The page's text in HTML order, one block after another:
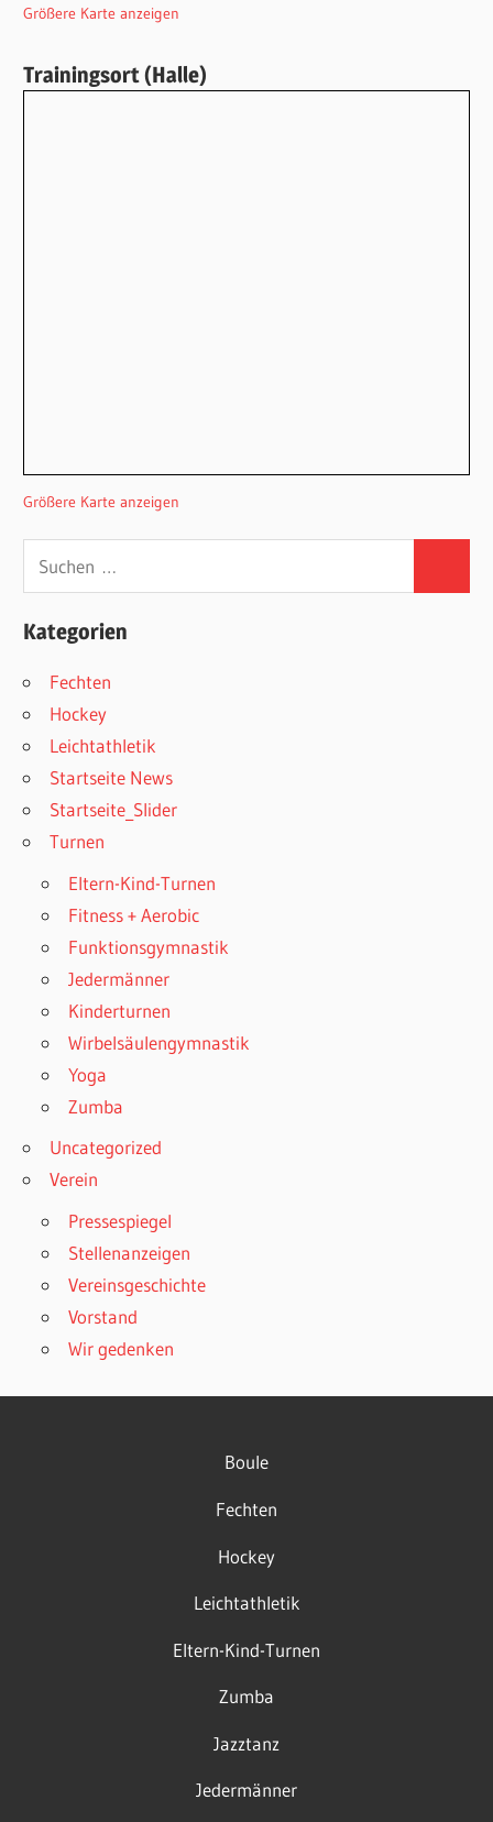
Größere Karte anzeigen
Trainingsort (Halle)
Größere Karte anzeigen
Kategorien
Fechten
Hockey
Leichtathletik
Startseite News
Startseite_Slider
Turnen
Eltern-Kind-Turnen
Fitness + Aerobic
Funktionsgymnastik
Jedermänner
Kinderturnen
Wirbelsäulengymnastik
Yoga
Zumba
Uncategorized
Verein
Pressespiegel
Stellenanzeigen
Vereinsgeschichte
Vorstand
Wir gedenken
Boule
Fechten
Hockey
Leichtathletik
Eltern-Kind-Turnen
Zumba
Jazztanz
Jedermänner